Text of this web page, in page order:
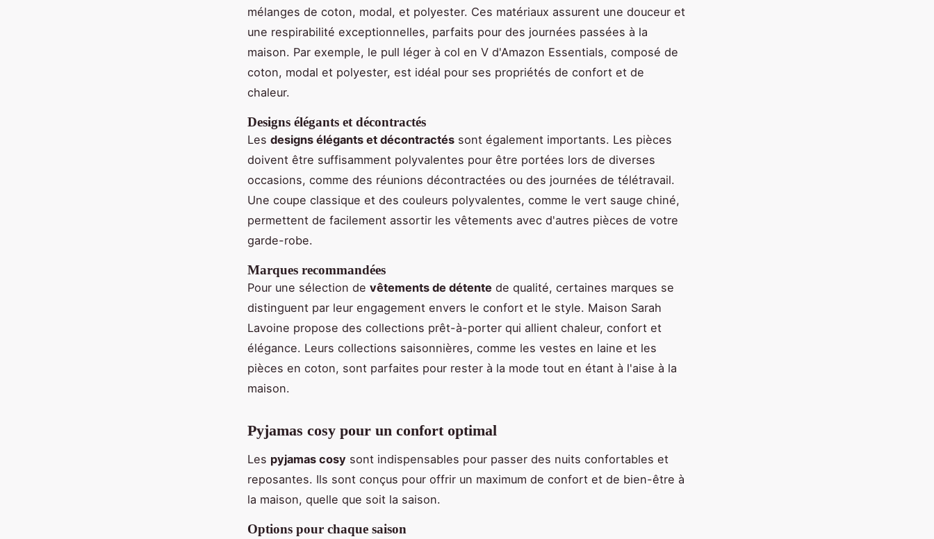
mélanges de coton, modal, et polyester. Ces matériaux assurent une douceur et
une respirabilité exceptionnelles, parfaits pour des journées passées à la
maison. Par exemple, le pull léger à col en V d'Amazon Essentials, composé de
coton, modal et polyester, est idéal pour ses propriétés de confort et de
chaleur.
Designs élégants et décontractés
Les designs élégants et décontractés sont également importants. Les pièces
doivent être suffisamment polyvalentes pour être portées lors de diverses
occasions, comme des réunions décontractées ou des journées de télétravail.
Une coupe classique et des couleurs polyvalentes, comme le vert sauge chiné,
permettent de facilement assortir les vêtements avec d'autres pièces de votre
garde-robe.
Marques recommandées
Pour une sélection de vêtements de détente de qualité, certaines marques se
distinguent par leur engagement envers le confort et le style. Maison Sarah
Lavoine propose des collections prêt-à-porter qui allient chaleur, confort et
élégance. Leurs collections saisonnières, comme les vestes en laine et les
pièces en coton, sont parfaites pour rester à la mode tout en étant à l'aise à la
maison.
Pyjamas cosy pour un confort optimal
Les pyjamas cosy sont indispensables pour passer des nuits confortables et
reposantes. Ils sont conçus pour offrir un maximum de confort et de bien-être à
la maison, quelle que soit la saison.
Options pour chaque saison